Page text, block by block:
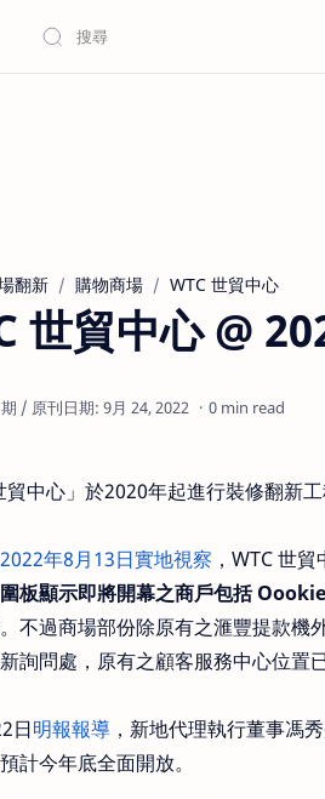
翻新 購物商場 WTC 世貿中心
世貿中心 @
/ 原刊日期: 9月 24, 2022 0 min read
貿中心」於2020年起進行裝修翻新
2022年8月13日實地視察 ，WTC 世
圍板顯示即將開幕之商戶包括
不過商場部份除原有之滙豐提款機
詢問處，原有之顧客服務中心位置
日明報報導 ，新地代理執行董事馮
計今年底全面開放。